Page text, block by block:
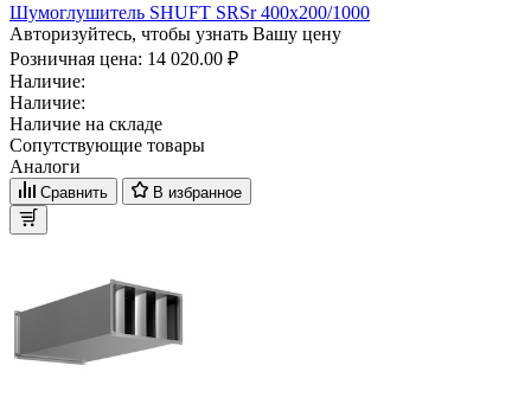
Шумоглушитель SHUFT SRSr 400x200/1000
Авторизуйтесь, чтобы узнать Вашу цену
Розничная цена: 14 020.00 ₽
Наличие:
Наличие:
Наличие на складе
Сопутствующие товары
Аналоги
Сравнить В избранное